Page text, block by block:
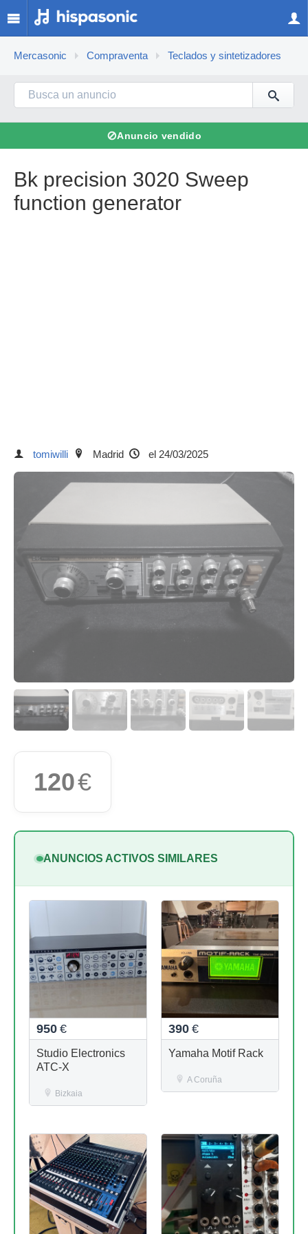
Mercasonic Compraventa Teclados y sintetizadores
⊘Anuncio vendido
Bk precision 3020 Sweep
function generator
tomiwilli Madrid el 24/03/2025
120€
ANUNCIOS ACTIVOS SIMILARES
950 €
Studio Electronics
ATC-X
Bizkaia
390 €
Yamaha Motif Rack
A Coruña